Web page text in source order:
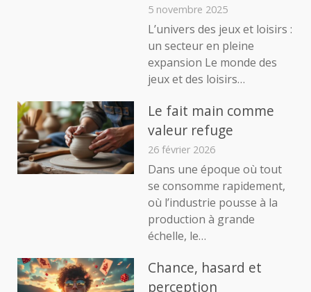
5 novembre 2025
L’univers des jeux et loisirs :
un secteur en pleine
expansion Le monde des
jeux et des loisirs…
Le fait main comme
valeur refuge
26 février 2026
Dans une époque où tout
se consomme rapidement,
où l’industrie pousse à la
production à grande
échelle, le…
Chance, hasard et
perception